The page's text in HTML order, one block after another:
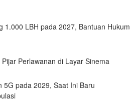
1.000 LBH pada 2027, Bantuan Hukum
Perlawanan di Layar Sinema
5G pada 2029, Saat Ini Baru